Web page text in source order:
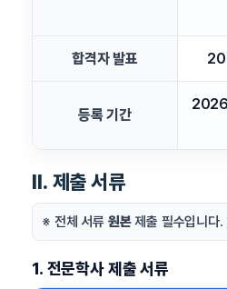
합격자 발표
등록 기간
2026
Ⅱ. 제출 서류
※ 전체 서류 원본제출 필수입니다.
1. 전문학사 제출 서류